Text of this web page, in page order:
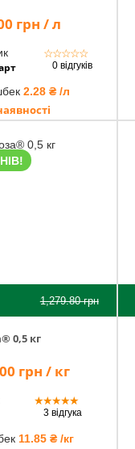
грн / л
☆☆☆☆☆
0 відгуків
2.28 ₴ /л
1,279.80грн
0,5 кг
грн / кг
★★★★★
3 відгука
11.85 ₴ /кг